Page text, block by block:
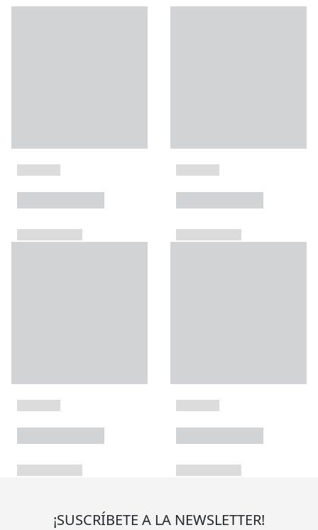
¡SUSCRÍBETE A LA NEWSLETTER!